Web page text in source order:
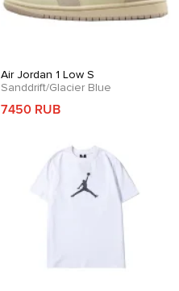
Air Jordan 1 Low S
Sanddrift/Glacier Blue
7450 RUB